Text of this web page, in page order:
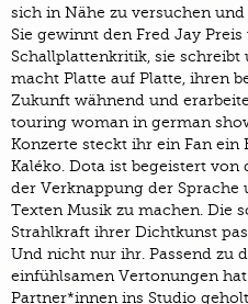
sich in Nähe zu versuchen und
Sie gewinnt den Fred Jay
Schallplattenkritik, sie schreibt
macht Platte auf Platte, ihren
Zukunft wähnend und
touring woman in german
Konzerte steckt ihr ein Fan ein
Kaléko. Dota ist begeistert von
der Verknappung der Sprache
Texten Musik zu machen. Die
Strahlkraft ihrer Dichtkunst
Und nicht nur ihr. Passend zu
einfühlsamen Vertonungen
Partner*innen ins Studio